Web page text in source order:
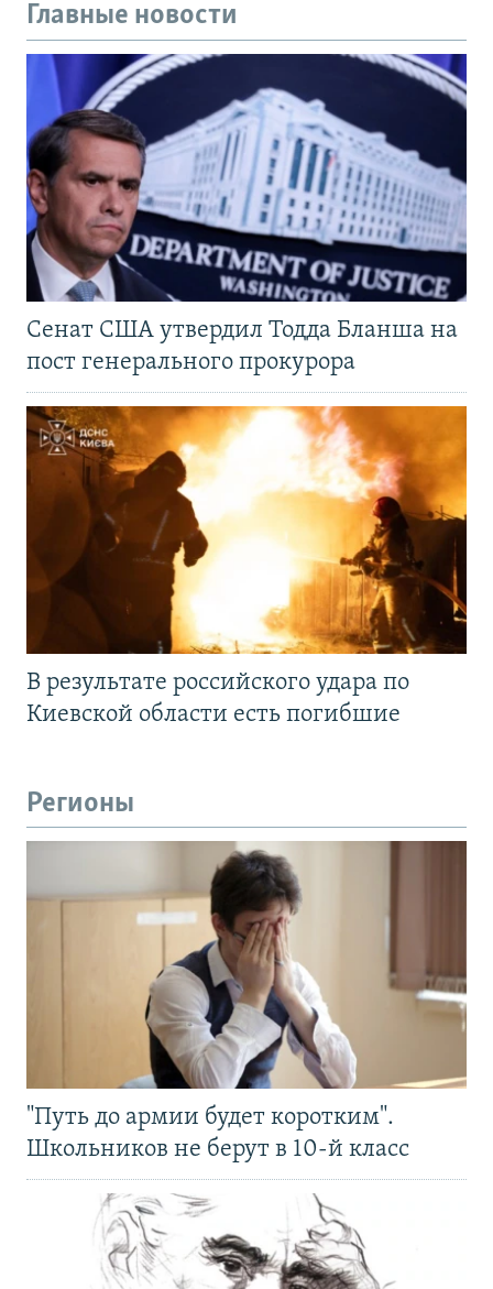
Главные новости
Сенат США утвердил Тодда Бланша на
пост генерального прокурора
В результате российского удара по
Киевской области есть погибшие
Регионы
"Путь до армии будет коротким".
Школьников не берут в 10-й класс